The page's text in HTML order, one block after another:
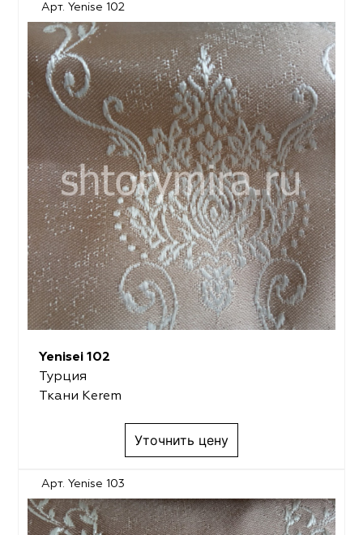
Арт. Yenise 102
Yenisei 102
Турция
Ткани Kerem
Уточнить цену
Арт. Yenise 103